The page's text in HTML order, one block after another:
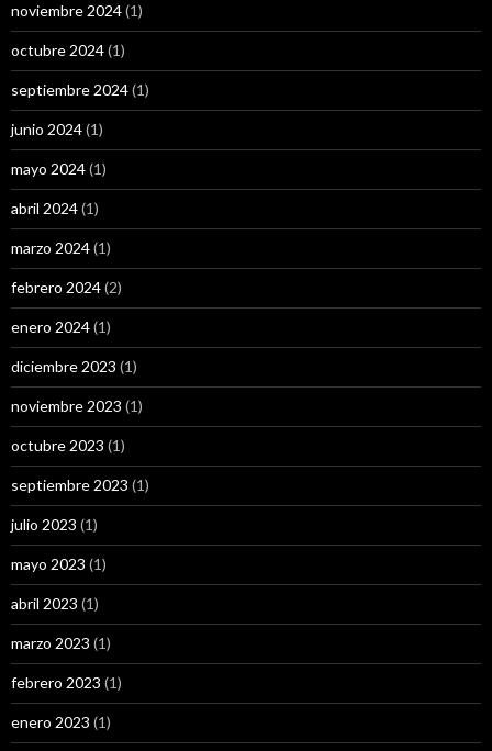
noviembre 2024(1)
octubre 2024(1)
septiembre 2024(1)
junio 2024(1)
mayo 2024(1)
abril 2024(1)
marzo 2024(1)
febrero 2024(2)
enero 2024(1)
diciembre 2023 (1)
noviembre 2023 (1)
octubre 2023 (1)
septiembre 2023 (1)
julio 2023 (1)
mayo 2023 (1)
abril 2023 (1)
marzo 2023 (1)
febrero 2023 (1)
enero 2023 (1)